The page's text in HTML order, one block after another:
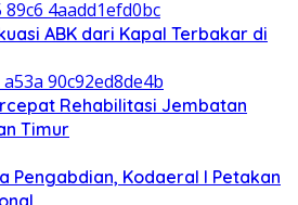
ABK dari Kapal Terbakar di
Rehabilitasi Jembatan
Timur
Pengabdian, Kodaeral I Petakan